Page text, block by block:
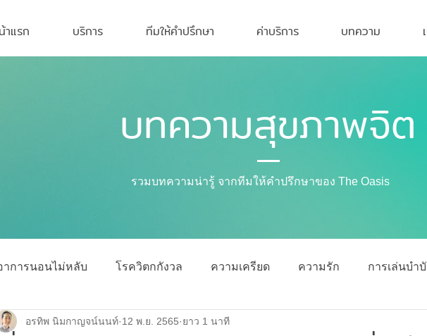
าแรก บริการ ทีมให้คำปรึกษา ค่าบริการ บทความ
บทความสุขภาพจิต
รวมบทความน่ารู้ จากทีมให้คำปรึกษาของ The Oasis
าการนอนไม่หลับ โรควิตกกังวล ความเครียด ความรัก การเล่นบำ
ศิลปะบำบัด จิตแพทย์ ค่าบริการ
อรทิพ นิมกาญจน์นนท์ 12 พ.ย. 2565 ยาว 1 นาที